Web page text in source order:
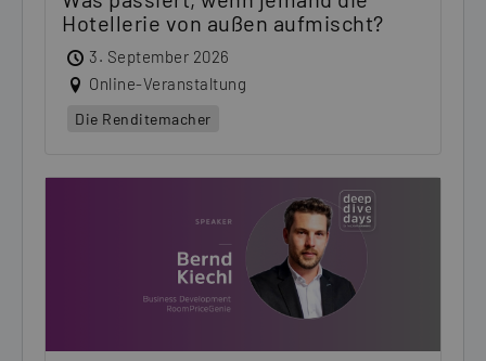
Hotellerie von außen aufmischt?
3. September 2026
Online-Veranstaltung
Die Renditemacher